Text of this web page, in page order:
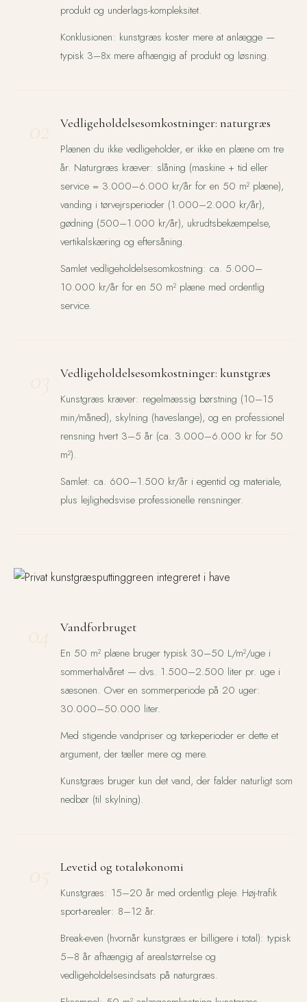
produkt og underlags-kompleksitet.
Konklusionen: kunstgræs koster mere at anlægge —
typisk 3–8x mere afhængig af produkt og løsning.
Vedligeholdelsesomkostninger: naturgræs
Plænen du ikke vedligeholder, er ikke en plæne om tre
år. Naturgræs kræver: slåning (maskine + tid eller
service = 3.000–6.000 kr/år for en 50 m² plæne),
vanding i tørvejrsperioder (1.000–2.000 kr/år),
gødning (500–1.000 kr/år), ukrudtsbekæmpelse,
vertikalskæring og eftersåning.
Samlet vedligeholdelsesomkostning: ca. 5.000–
10.000 kr/år for en 50 m² plæne med ordentlig
service.
Vedligeholdelsesomkostninger: kunstgræs
Kunstgræs kræver: regelmæssig børstning (10–15
min/måned), skylning (haveslange), og en professionel
rensning hvert 3–5 år (ca. 3.000–6.000 kr for 50
m²).
Samlet: ca. 600–1.500 kr/år i egentid og materiale,
plus lejlighedsvise professionelle rensninger.
Vandforbruget
En 50 m² plæne bruger typisk 30–50 L/m²/uge i
sommerhalvåret — dvs. 1.500–2.500 liter pr. uge i
sæsonen. Over en sommerperiode på 20 uger:
30.000–50.000 liter.
Med stigende vandpriser og tørkeperioder er dette et
argument, der tæller mere og mere.
Kunstgræs bruger kun det vand, der falder naturligt som
nedbør (til skylning).
Levetid og totaløkonomi
Kunstgræs: 15–20 år med ordentlig pleje. Høj-trafik
sport-arealer: 8–12 år.
Break-even (hvornår kunstgræs er billigere i total): typisk
5–8 år afhængig af arealstørrelse og
vedligeholdelsesindsats på naturgræs.